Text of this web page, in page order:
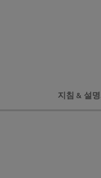
지침 & 설명